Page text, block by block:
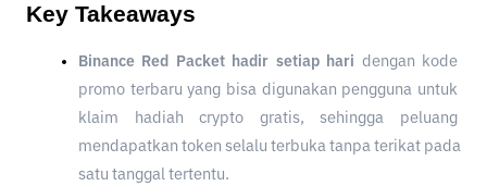
Key Takeaways
Binance Red Packet hadir setiap hari dengan kode
promo terbaru yang bisa digunakan pengguna untuk
klaim hadiah crypto gratis, sehingga peluang
mendapatkan token selalu terbuka tanpa terikat pada
satu tanggal tertentu.